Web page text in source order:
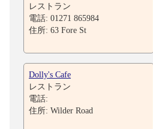
レストラン
電話: 01271 865984
住所: 63 Fore St
Dolly's Cafe
レストラン
電話:
住所: Wilder Road